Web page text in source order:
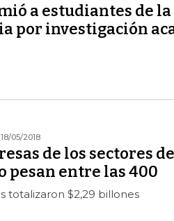
a estudiantes de
por investigación
18/05/2018
de los sectores
pesan entre las 400
totalizaron $2,29 billones